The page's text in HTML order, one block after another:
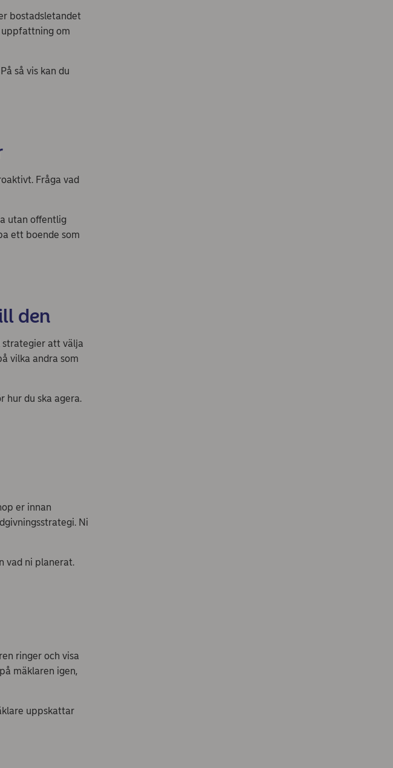
bostadsletandet
om
så vis kan du
Fråga vad
utan offentlig
ett boende som
den
att välja
vilka andra som
hur du ska agera.
er innan
Ni
vad ni planerat.
ringer och visa
mäklaren igen,
uppskattar